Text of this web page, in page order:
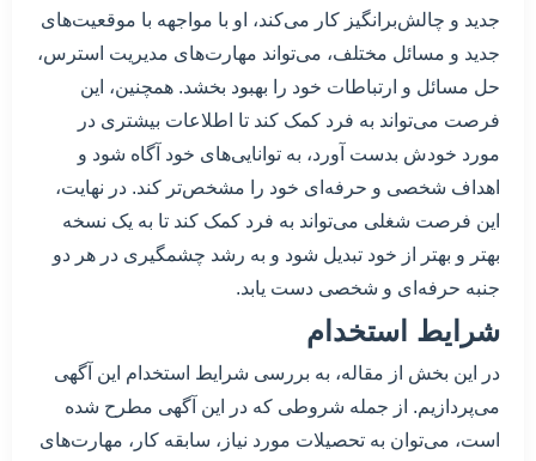
جدید و چالش‌برانگیز کار می‌کند، او با مواجهه با موقعیت‌های
جدید و مسائل مختلف، می‌تواند مهارت‌های مدیریت استرس،
حل مسائل و ارتباطات خود را بهبود بخشد. همچنین، این
فرصت می‌تواند به فرد کمک کند تا اطلاعات بیشتری در
مورد خودش بدست آورد، به توانایی‌های خود آگاه شود و
اهداف شخصی و حرفه‌ای خود را مشخص‌تر کند. در نهایت،
این فرصت شغلی می‌تواند به فرد کمک کند تا به یک نسخه
بهتر و بهتر از خود تبدیل شود و به رشد چشمگیری در هر دو
جنبه حرفه‌ای و شخصی دست یابد.
شرایط استخدام
در این بخش از مقاله، به بررسی شرایط استخدام این آگهی
می‌پردازیم. از جمله شروطی که در این آگهی مطرح شده
است، می‌توان به تحصیلات مورد نیاز، سابقه کار، مهارت‌های